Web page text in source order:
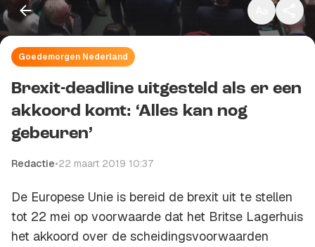
Goedemorgen Nederland
Brexit-deadline uitgesteld als er een
akkoord komt: ‘Alles kan nog
gebeuren’
Redactie•22 maart 2019 10:37
De Europese Unie is bereid de brexit uit te stellen
tot 22 mei op voorwaarde dat het Britse Lagerhuis
het akkoord over de scheidingsvoorwaarden